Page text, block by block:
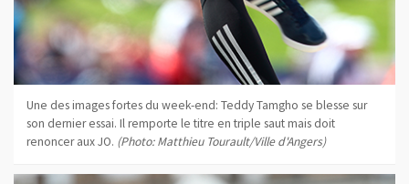
Une des images fortes du week-end: Teddy Tamgho se blesse sur
son dernier essai. Il remporte le titre en triple saut mais doit
renoncer aux JO. (Photo: Matthieu Tourault/Ville d'Angers)